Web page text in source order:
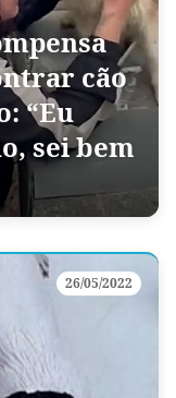
cão
“Eu
sei bem
26/05/2022